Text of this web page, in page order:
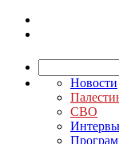
Новости
СВО